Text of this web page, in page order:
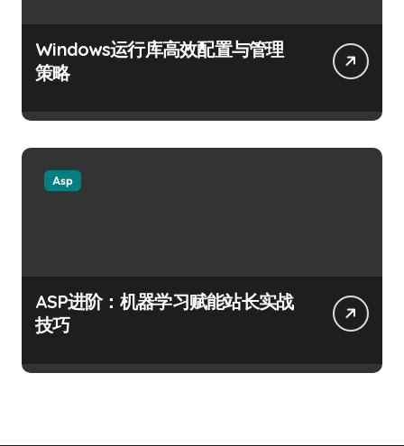
Windows运行库高效配置与管理
策略
Asp
ASP进阶：机器学习赋能站长实战
技巧